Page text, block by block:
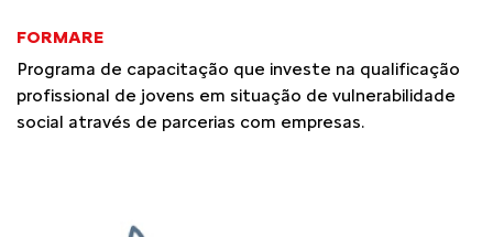
FORMARE
Programa de capacitação que investe na qualificação
profissional de jovens em situação de vulnerabilidade
social através de parcerias com empresas.